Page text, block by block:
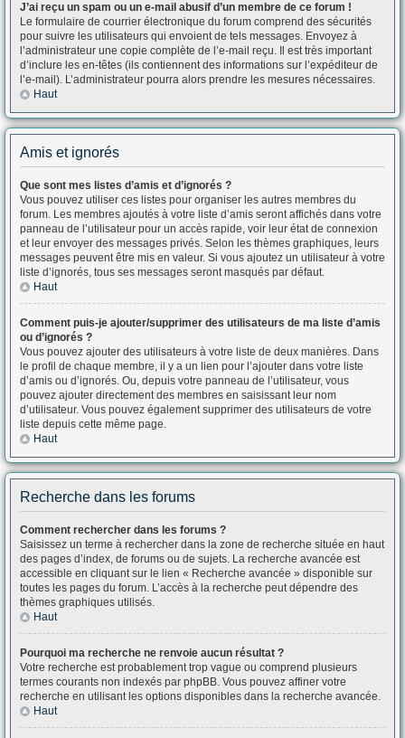
J’ai reçu un spam ou un e-mail abusif d’un membre de ce forum !
Le formulaire de courrier électronique du forum comprend des sécurités
pour suivre les utilisateurs qui envoient de tels messages. Envoyez à
l’administrateur une copie complète de l’e-mail reçu. Il est très important
d’inclure les en-têtes (ils contiennent des informations sur l’expéditeur de
l’e-mail). L’administrateur pourra alors prendre les mesures nécessaires.
Haut
Amis et ignorés
Que sont mes listes d’amis et d’ignorés ?
Vous pouvez utiliser ces listes pour organiser les autres membres du
forum. Les membres ajoutés à votre liste d’amis seront affichés dans votre
panneau de l’utilisateur pour un accès rapide, voir leur état de connexion
et leur envoyer des messages privés. Selon les thèmes graphiques, leurs
messages peuvent être mis en valeur. Si vous ajoutez un utilisateur à votre
liste d’ignorés, tous ses messages seront masqués par défaut.
Haut
Comment puis-je ajouter/supprimer des utilisateurs de ma liste d’amis
ou d’ignorés ?
Vous pouvez ajouter des utilisateurs à votre liste de deux manières. Dans
le profil de chaque membre, il y a un lien pour l’ajouter dans votre liste
d’amis ou d’ignorés. Ou, depuis votre panneau de l’utilisateur, vous
pouvez ajouter directement des membres en saisissant leur nom
d’utilisateur. Vous pouvez également supprimer des utilisateurs de votre
liste depuis cette même page.
Haut
Recherche dans les forums
Comment rechercher dans les forums ?
Saisissez un terme à rechercher dans la zone de recherche située en haut
des pages d’index, de forums ou de sujets. La recherche avancée est
accessible en cliquant sur le lien « Recherche avancée » disponible sur
toutes les pages du forum. L’accès à la recherche peut dépendre des
thèmes graphiques utilisés.
Haut
Pourquoi ma recherche ne renvoie aucun résultat ?
Votre recherche est probablement trop vague ou comprend plusieurs
termes courants non indexés par phpBB. Vous pouvez affiner votre
recherche en utilisant les options disponibles dans la recherche avancée.
Haut